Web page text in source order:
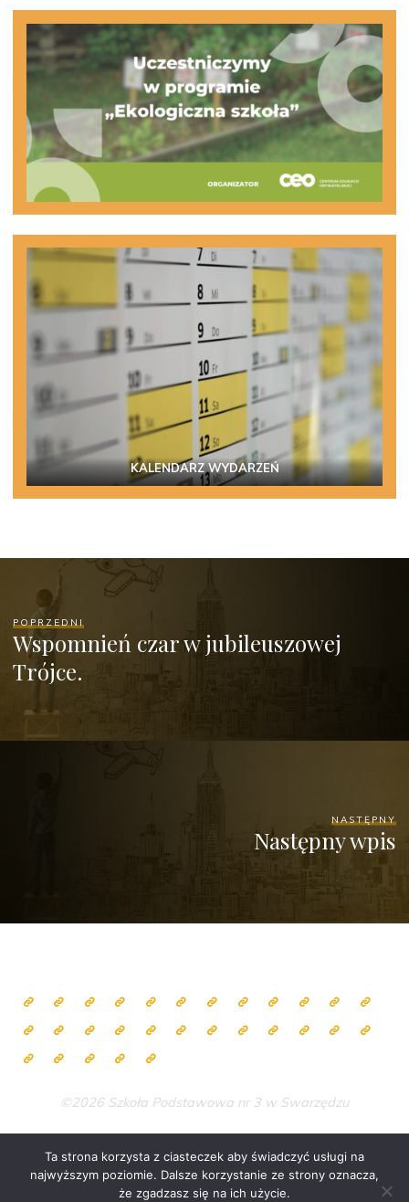
KALENDARZ WYDARZEŃ
POPRZEDNI
Wspomnień czar w jubileuszowej
Trójce.
NASTĘPNY
Następny wpis
©2026 Szkoła Podstawowa nr 3 w Swarzędzu
Zasilane przezBravada& WordPress .
Ta strona korzysta z ciasteczek aby świadczyć usługi na
najwyższym poziomie. Dalsze korzystanie ze strony oznacza,
że zgadzasz się na ich użycie.